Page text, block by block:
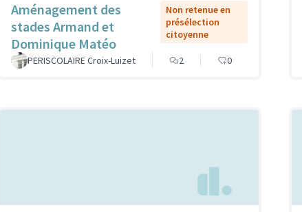
Aménagement des
stades Armand et
Dominique Matéo
Non retenue en
présélection
citoyenne
PERISCOLAIRE Croix-Luizet 2 0